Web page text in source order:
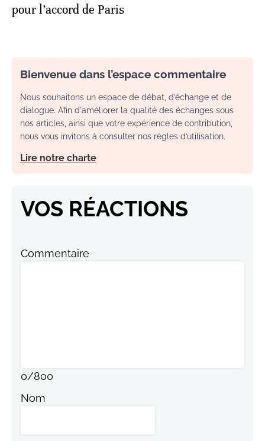
pour l’accord de Paris
Bienvenue dans l’espace commentaire
Nous souhaitons un espace de débat, d’échange et de
dialogue. Afin d'améliorer la qualité des échanges sous
nos articles, ainsi que votre expérience de contribution,
nous vous invitons à consulter nos règles d’utilisation.
Lire notre charte
VOS RÉACTIONS
Commentaire
0/800
Nom